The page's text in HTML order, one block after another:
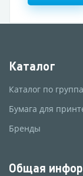
Каталог
Каталог по
Бумага для
Бренды
Общая